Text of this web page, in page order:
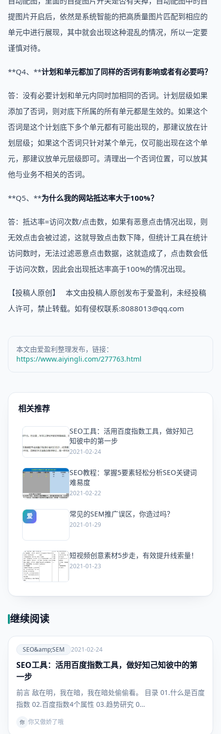
提图片开启后，依然是系统智能的把高质量图片匹配到相应的
单元中进行展现，其中就会出现这种混乱的情况，所以一定要
谨慎对待。
**Q4、**计划和单元都加了同样的否词有影响或者有必要吗？
答：没有必要计划和单元内同时加相同的否词。计划层级如果
添加了否词，则对底下所属的所有单元都是生效的。如果这个
否词是这个计划底下多个单元都有可能出现的，那建议放在计
划层级；如果这个否词只针对某个单元，仅可能出现在这个单
元，那建议放单元层级即可。清理出一个否词位置，可以放其
他与业务不相关的否词。
**Q5、**为什么我的网站抵达率大于100%？
答：抵达率=访问次数/点击数，如果有恶意点击情况出现，则
无效点击会被过滤，这就导致点击数下降，但统计工具在统计
访问数时，无法过滤恶意点击数据，这就造成了，点击数会低
于访问次数，因此会出现抵达率高于100%的情况出现。
【投稿人原创】 本文由投稿人原创发布于爱盈利，未经投稿
人许可，禁止转载。如有侵权联系:8088013@qq.com
本文由爱盈利整理发布，链接：
https://www.aiyingli.com/277763.html
相关推荐
爱
SEO工具：活用百度指数工具，做好知己
知彼中的第一步
2021-02-24
爱
SEO教程：掌握5要素轻松分析SEO关键词
难易度
2021-02-22
爱 常见的SEM推广误区，你造过吗？
2021-01-29
爱 短视频创意素材5步走，有效提升线索量！
2021-01-23
继续阅读
爱
SEO&amp;SEM
SEO&amp;SEM 2021-02-24
SEO工具：活用百度指数工具，做好知己知彼中的第
一步
前言 敌在明，我在暗，我在暗处偷偷看。 目录 01.什么是百度
指数 02.百度指数4个属性 03.趋势研究 0…
你 你又傲娇了哦